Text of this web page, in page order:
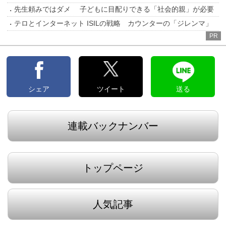
先生頼みではダメ 子どもに目配りできる「社会的親」が必要
テロとインターネット ISILの戦略 カウンターの「ジレンマ」
PR
シェア ツイート 送る
連載バックナンバー
トップページ
人気記事